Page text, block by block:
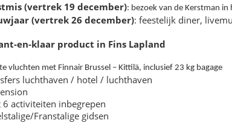
(vertrek 19 december): bezoek van de Kerstman
(vertrek 26 december): feestelijk diner,
en-klaar product in Fins Lapland
vluchten met Finnair Brussel – Kittilä, inclusief 23 kg bagage
luchthaven / hotel / luchthaven
6 activiteiten inbegrepen
Franstalige gidsen